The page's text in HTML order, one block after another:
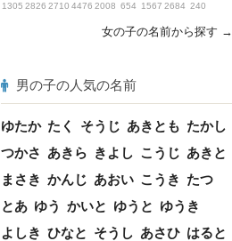
1305 2826 2710 4476 2008 654 1567 2684 240
女の子の名前から探す →
男の子の人気の名前
ゆたか たく そうじ あきとも たかし
つかさ あきら きよし こうじ あきと
まさき かんじ あおい こうき たつ
とあ ゆう かいと ゆうと ゆうき
よしき ひなと そうし あさひ はると